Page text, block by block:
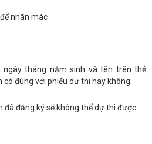
nhãn mác
tháng năm sinh và tên trên thẻ
có đúng với phiếu dự thi hay không.
đã đăng ký sẽ không thể dự thi được.